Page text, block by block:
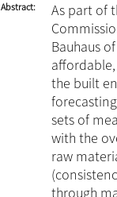
Abstract
As part of
Bauhaus
the built
sets of
with the
raw
through